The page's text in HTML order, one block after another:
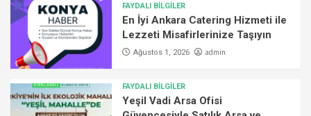
FAYDALI BİLGİLER
En İyi Ankara Catering Hizmeti ile
Lezzeti Misafirlerinize Taşıyın
Ağustos 1, 2026 admin
FAYDALI BİLGİLER
Yeşil Vadi Arsa Ofisi